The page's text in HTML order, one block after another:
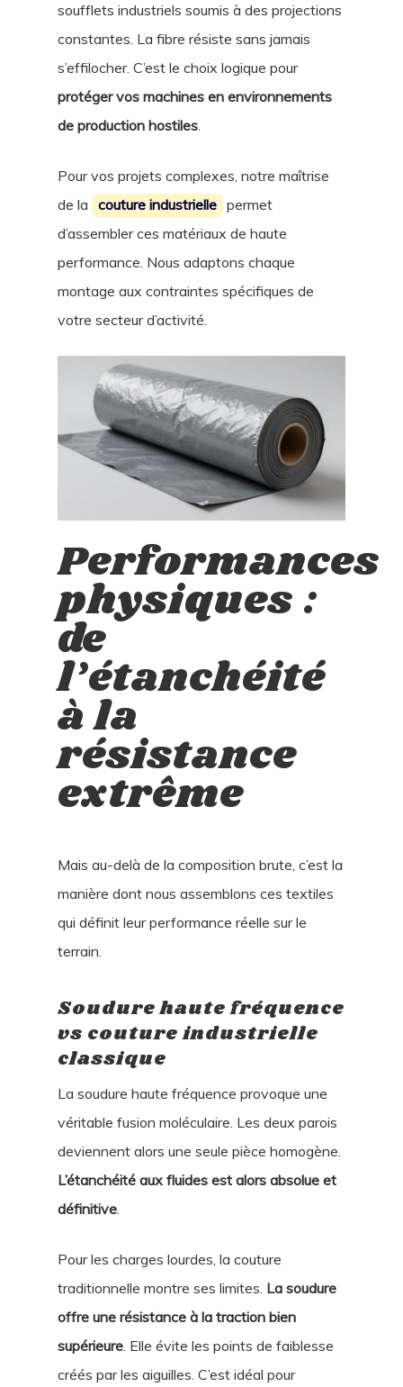
soufflets industriels soumis à des projections
constantes. La fibre résiste sans jamais
s’effilocher. C’est le choix logique pour
protéger vos machines en environnements
de production hostiles.
Pour vos projets complexes, notre maîtrise
de la couture industrielle permet
d’assembler ces matériaux de haute
performance. Nous adaptons chaque
montage aux contraintes spécifiques de
votre secteur d’activité.
Performances
physiques :
de
l’étanchéité
à la
résistance
extrême
Mais au-delà de la composition brute, c’est la
manière dont nous assemblons ces textiles
qui définit leur performance réelle sur le
terrain.
Soudure haute fréquence
vs couture industrielle
classique
La soudure haute fréquence provoque une
véritable fusion moléculaire. Les deux parois
deviennent alors une seule pièce homogène.
L’étanchéité aux fluides est alors absolue et
définitive
Pour les charges lourdes, la couture
traditionnelle montre ses limites. La soudure
offre une résistance à la traction bien
supérieure . Elle évite les points de faiblesse
créés par les aiguilles. C’est idéal pour